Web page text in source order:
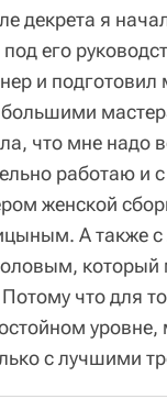
декрета я
его
и подготовил
большими
что мне надо
работаю и
женской
А также с
который
что для
с лучшими